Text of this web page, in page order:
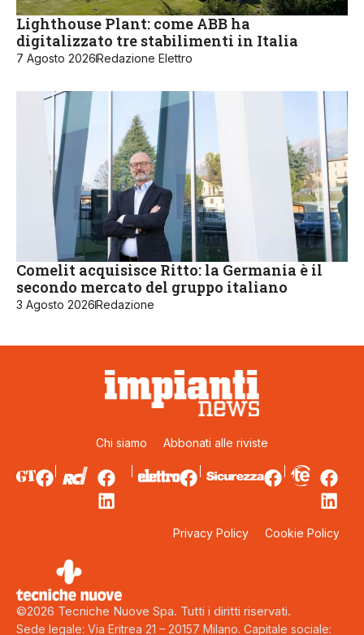
Lighthouse Plant: come ABB ha
digitalizzato tre stabilimenti in Italia
7 Agosto 2026Redazione Elettro
Comelit acquisisce Ritto: la Germania è il
secondo mercato del gruppo italiano
3 Agosto 2026Redazione
Chi siamo Abbonati alle riviste
Privacy Policy Cookie Policy
©2026 Tecniche Nuove Spa. Tutti i diritti riservati.
Sede legale: Via Eritrea 21 – 20157 Milano. Capitale sociale: